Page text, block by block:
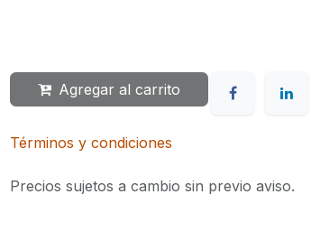
Agregar al carrito
Términos y condiciones
Precios sujetos a cambio sin previo aviso.